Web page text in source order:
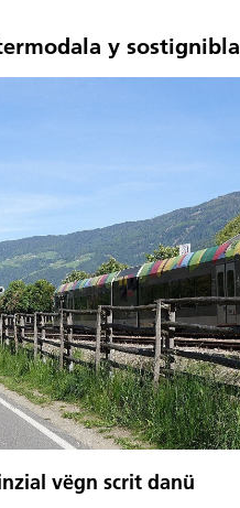
y sostignibla
vëgn scrit danü